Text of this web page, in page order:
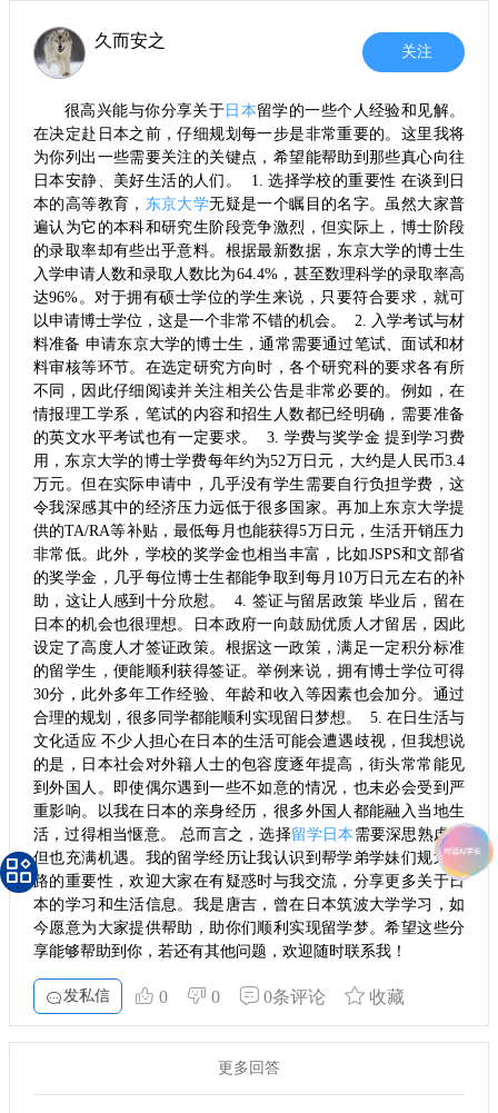
久而安之
关注
很高兴能与你分享关于日本留学的一些个人经验和见解。
在决定赴日本之前，仔细规划每一步是非常重要的。这里我将
为你列出一些需要关注的关键点，希望能帮助到那些真心向往
日本安静、美好生活的人们。 1. 选择学校的重要性 在谈到日
本的高等教育， 东京大学无疑是一个瞩目的名字。虽然大家普
遍认为它的本科和研究生阶段竞争激烈，但实际上，博士阶段
的录取率却有些出乎意料。根据最新数据，东京大学的博士生
入学申请人数和录取人数比为64.4%，甚至数理科学的录取率高
达96%。对于拥有硕士学位的学生来说，只要符合要求，就可
以申请博士学位，这是一个非常不错的机会。 2. 入学考试与材
料准备 申请东京大学的博士生，通常需要通过笔试、面试和材
料审核等环节。在选定研究方向时，各个研究科的要求各有所
不同，因此仔细阅读并关注相关公告是非常必要的。例如，在
情报理工学系，笔试的内容和招生人数都已经明确，需要准备
的英文水平考试也有一定要求。 3. 学费与奖学金 提到学习费
用，东京大学的博士学费每年约为52万日元，大约是人民币3.4
万元。但在实际申请中，几乎没有学生需要自行负担学费，这
令我深感其中的经济压力远低于很多国家。再加上东京大学提
供的TA/RA等补贴，最低每月也能获得5万日元，生活开销压力
非常低。此外，学校的奖学金也相当丰富，比如JSPS和文部省
的奖学金，几乎每位博士生都能争取到每月10万日元左右的补
助，这让人感到十分欣慰。 4. 签证与留居政策 毕业后，留在
日本的机会也很理想。日本政府一向鼓励优质人才留居，因此
设定了高度人才签证政策。根据这一政策，满足一定积分标准
的留学生，便能顺利获得签证。举例来说，拥有博士学位可得
30分，此外多年工作经验、年龄和收入等因素也会加分。通过
合理的规划，很多同学都能顺利实现留日梦想。 5. 在日生活与
文化适应 不少人担心在日本的生活可能会遭遇歧视，但我想说
的是，日本社会对外籍人士的包容度逐年提高，街头常常能见
到外国人。即使偶尔遇到一些不如意的情况，也未必会受到严
重影响。以我在日本的亲身经历，很多外国人都能融入当地生
活，过得相当惬意。 总而言之，选择留学日本 需要深思熟虑，
但也充满机遇。我的留学经历让我认识到帮学弟学妹们规划道
路的重要性，欢迎大家在有疑惑时与我交流，分享更多关于日
本的学习和生活信息。我是唐吉，曾在日本筑波大学学习，如
今愿意为大家提供帮助，助你们顺利实现留学梦。希望这些分
享能够帮助到你，若还有其他问题，欢迎随时联系我！
发私信 0 0 0条评论 收藏
更多回答